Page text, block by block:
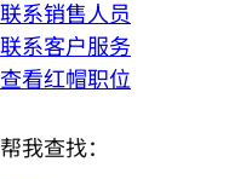
联系销售人员
联系客户服务
查看红帽职位
帮我查找：